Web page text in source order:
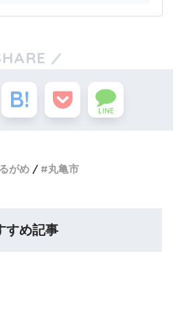
LINE
がめ 丸亀市
すめ記事